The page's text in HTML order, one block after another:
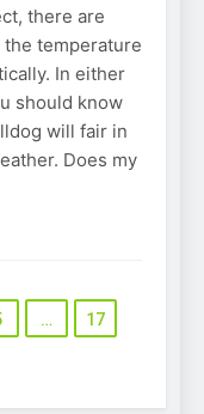
there are
temperature
In either
should know
will fair in
Does my
… 17